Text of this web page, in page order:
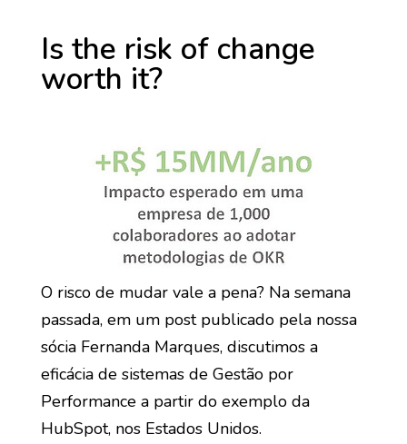
Is the risk of change
worth it?
O risco de mudar vale a pena? Na semana
passada, em um post publicado pela nossa
sócia Fernanda Marques, discutimos a
eficácia de sistemas de Gestão por
Performance a partir do exemplo da
HubSpot, nos Estados Unidos.